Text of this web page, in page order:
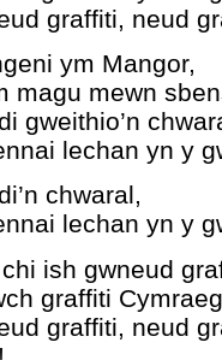
graffiti, neud
ym Mangor,
magu mewn
gweithio’n
lechan yn y
chwaral,
lechan yn y
chi ish gwneud
graffiti Cymraeg
graffiti, neud